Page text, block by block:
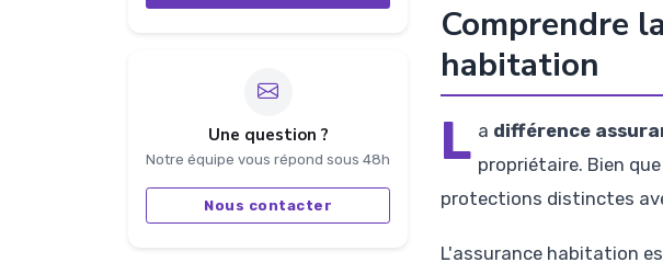
Une question ?
Notre équipe vous répond sous 48h
Nous contacter
Comprendre
habitation
L a différence
propriétaire. Bien
protections distinctes
L'assurance habitation